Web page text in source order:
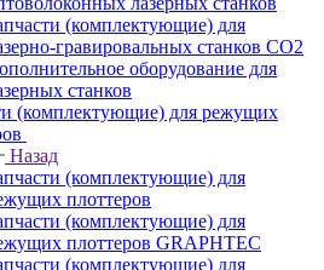
(комплектующие) для
гравировальных станков CO2
оборудование для
станков
(комплектующие) для режущих
Назад
(комплектующие) для
плоттеров
(комплектующие) для
плоттеров GRAPHTEC
(комплектующие) для